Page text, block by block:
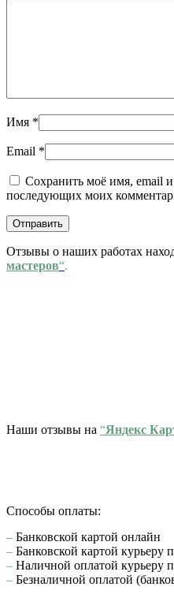
Имя *
Email *
Сохранить моё имя, email и
последующих моих
Отзывы о наших работах
мастеров“.
Наши отзывы на “Яндекс
Способы оплаты:
– Банковской картой онлайн
– Банковской картой курьеру
– Наличной оплатой курьеру
– Безналичной оплатой